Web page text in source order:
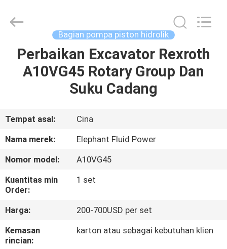
RUMAH
TENTANG
KAMI
TUR
PABRIK
KONTROL
KUALITAS
Power
Co.,Ltd.
Reserved.
Bagian pompa piston hidrolik
Perbaikan Excavator Rexroth
A10VG45 Rotary Group Dan
Suku Cadang
Tempat asal:
Cina
Nama merek:
Elephant Fluid Power
Nomor model:
A10VG45
Kuantitas min
Order:
1 set
Harga:
200-700USD per set
Kemasan
rincian:
karton atau sebagai kebutuhan klien